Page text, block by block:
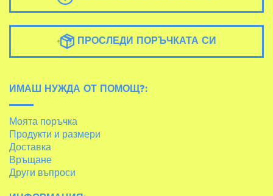
ПРОСЛЕДИ ПОРЪЧКАТА СИ
ИМАШ НУЖДА ОТ ПОМОЩ?:
Моята поръчка
Продукти и размери
Доставка
Връщане
Други въпроси